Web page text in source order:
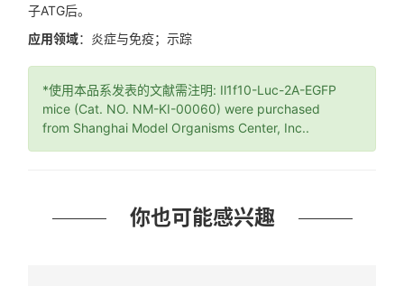
子ATG后。
应用领域：炎症与免疫；示踪
*使用本品系发表的文献需注明: Il1f10-Luc-2A-EGFP
mice (Cat. NO. NM-KI-00060) were purchased
from Shanghai Model Organisms Center, Inc..
你也可能感兴趣